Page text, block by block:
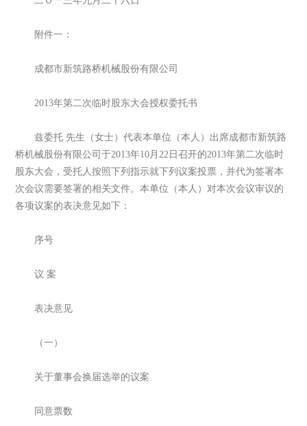
附件一：
成都市新筑路桥机械股份有限公司
2013年第二次临时股东大会授权委托书
兹委托 先生（女士）代表本单位（本人）出席成都市新筑路
桥机械股份有限公司于2013年10月22日召开的2013年第二次临时
股东大会，受托人按照下列指示就下列议案投票，并代为签署本
次会议需要签署的相关文件。本单位（本人）对本次会议审议的
各项议案的表决意见如下：
序号
议 案
表决意见
（一）
关于董事会换届选举的议案
同意票数